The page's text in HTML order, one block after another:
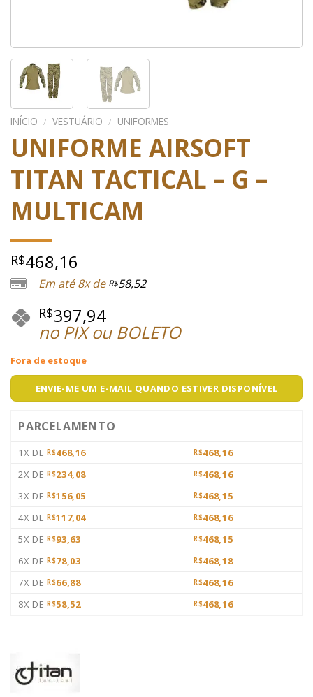
INÍCIO / VESTUÁRIO / UNIFORMES
UNIFORME AIRSOFT
TITAN TACTICAL – G –
MULTICAM
R$468,16
Em até 8x de R$58,52
R$397,94
no PIX ou BOLETO
Fora de estoque
ENVIE-ME UM E-MAIL QUANDO ESTIVER DISPONÍVEL
PARCELAMENTO
1X DE R$468,16 R$468,16
2X DE R$234,08 R$468,16
3X DE R$156,05 R$468,15
4X DE R$117,04 R$468,16
5X DE R$93,63 R$468,15
6X DE R$78,03 R$468,18
7X DE R$66,88 R$468,16
8X DE R$58,52 R$468,16